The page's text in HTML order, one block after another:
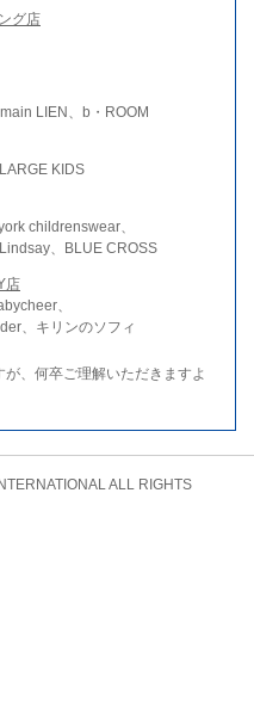
グ店
LIEN、b・ROOM
KIDS
childrenswear、
、BLUE CROSS
店
、
、キリンのソフィ
、何卒ご理解いただきますよ